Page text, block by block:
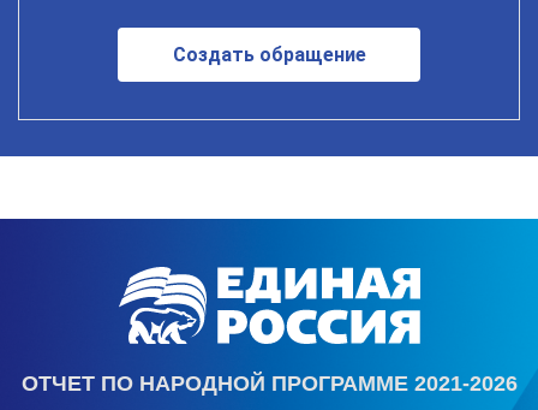
Создать обращение
ОТЧЕТ ПО НАРОДНОЙ ПРОГРАММЕ 2021-2026